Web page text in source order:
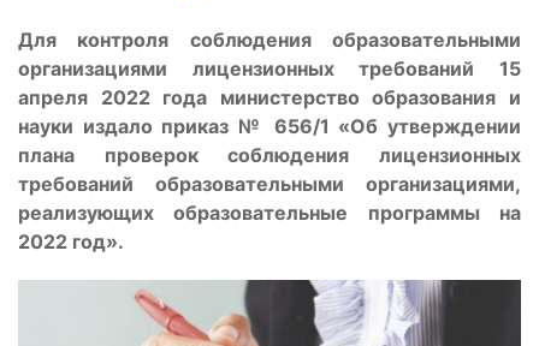
Для контроля соблюдения образовательными
организациями лицензионных требований 15
апреля 2022 года министерство образования и
науки издало приказ № 656/1 «Об утверждении
плана проверок соблюдения лицензионных
требований образовательными организациями,
реализующих образовательные программы на
2022 год».